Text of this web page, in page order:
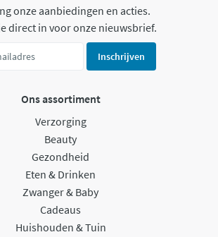
onze aanbiedingen en acties.
direct in voor onze nieuwsbrief.
Inschrijven
Ons assortiment
Verzorging
Beauty
Gezondheid
Eten & Drinken
Zwanger & Baby
Cadeaus
Huishouden & Tuin